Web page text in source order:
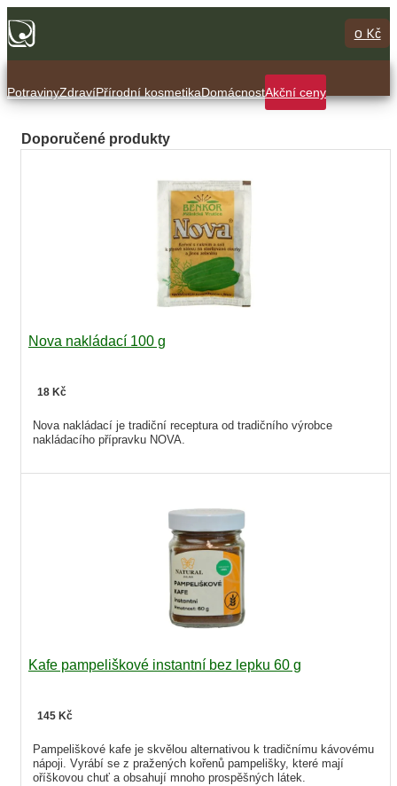
0 Kč
PotravinyZdravíPřírodní kosmetikaDomácnostAkční ceny
Doporučené produkty
Nova nakládací 100 g
18 Kč
Nova nakládací je tradiční receptura od tradičního výrobce
nakládacího přípravku NOVA.
Kafe pampeliškové instantní bez lepku 60 g
145 Kč
Pampeliškové kafe je skvělou alternativou k tradičnímu kávovému
nápoji. Vyrábí se z pražených kořenů pampelišky, které mají
oříškovou chuť a obsahují mnoho prospěšných látek.